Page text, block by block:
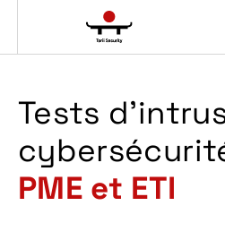
Tests
PME et ETI
Panneau de gestion des cookies